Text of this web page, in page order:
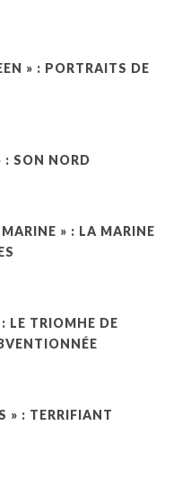
» : PORTRAITS DE
: SON NORD
» : LA MARINE
LE TRIOMHE DE
» : TERRIFIANT